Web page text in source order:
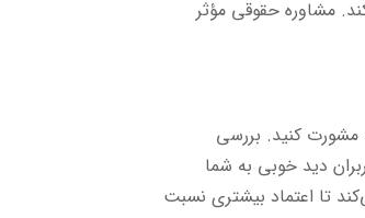
مشاوره حقوقی مؤثر
مشورت کنید. بررسی
دید خوبی به شما
تا اعتماد بیشتری نسبت